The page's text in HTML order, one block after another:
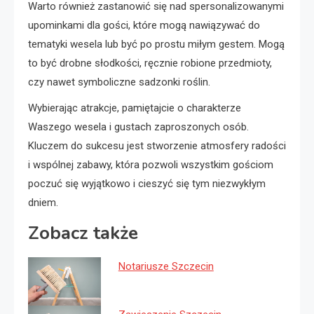
Warto również zastanowić się nad spersonalizowanymi
upominkami dla gości, które mogą nawiązywać do
tematyki wesela lub być po prostu miłym gestem. Mogą
to być drobne słodkości, ręcznie robione przedmioty,
czy nawet symboliczne sadzonki roślin.
Wybierając atrakcje, pamiętajcie o charakterze
Waszego wesela i gustach zaproszonych osób.
Kluczem do sukcesu jest stworzenie atmosfery radości
i wspólnej zabawy, która pozwoli wszystkim gościom
poczuć się wyjątkowo i cieszyć się tym niezwykłym
dniem.
Zobacz także
Notariusze Szczecin